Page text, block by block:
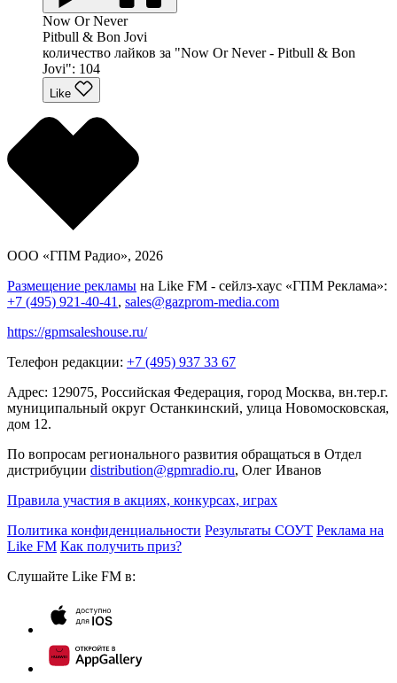
Now Or Never
Pitbull & Bon Jovi
количество лайков за "Now Or Never - Pitbull & Bon
Jovi": 104
Like
ООО «ГПМ Радио», 2026
Размещение рекламы на Like FM - сейлз-хаус «ГПМ Реклама»:
+7 (495) 921-40-41 , sales@gazprom-media.com
https://gpmsaleshouse.ru/
Телефон редакции: +7 (495) 937 33 67
Адрес: 129075, Российская Федерация, город Москва, вн.тер.г.
муниципальный округ Останкинский, улица Новомосковская,
дом 12.
По вопросам регионального развития обращаться в Отдел
дистрибуции distribution@gpmradio.ru, Олег Иванов
Правила участия в акциях, конкурсах, играх
Политика конфиденциальности Результаты СОУТ Реклама на
Like FM Как получить приз?
Слушайте Like FM в: